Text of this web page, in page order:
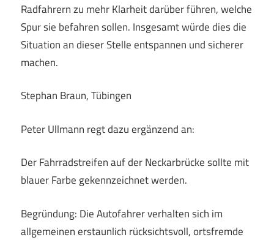
Radfahrern zu mehr Klarheit darüber führen, welche
Spur sie befahren sollen. Insgesamt würde dies die
Situation an dieser Stelle entspannen und sicherer
machen.
Stephan Braun, Tübingen
Peter Ullmann regt dazu ergänzend an:
Der Fahrradstreifen auf der Neckarbrücke sollte mit
blauer Farbe gekennzeichnet werden.
Begründung: Die Autofahrer verhalten sich im
allgemeinen erstaunlich rücksichtsvoll, ortsfremde